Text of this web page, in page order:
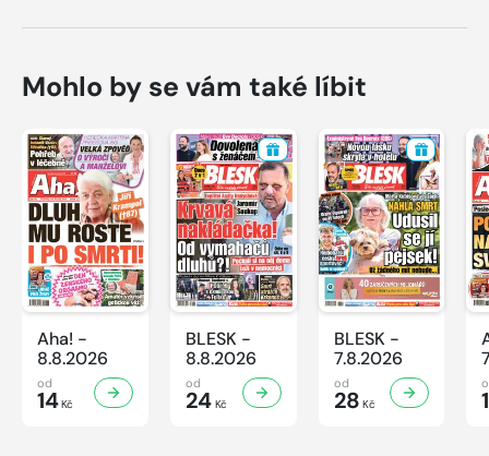
Mohlo by se vám také líbit
Aha! -
8.8.2026
od
14Kč
BLESK -
8.8.2026
od
24Kč
BLESK -
7.8.2026
od
28 Kč